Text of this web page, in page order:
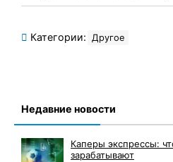
Категории: Другое
Недавние новости
Каперы экспрессы:
зарабатывают